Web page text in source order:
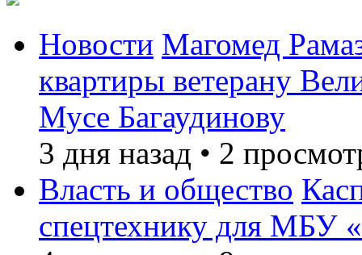
Новости Магомед
квартиры ветерану
Мусе Багаудинову
3 дня назад • 2
Власть и общество
спецтехнику для МБУ